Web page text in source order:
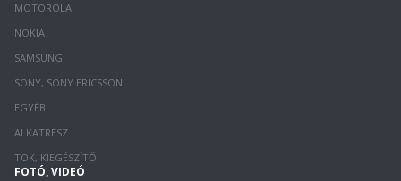
MOTOROLA
NOKIA
SAMSUNG
SONY, SONY ERICSSON
EGYÉB
ALKATRÉSZ
TOK, KIEGÉSZÍTŐ
FOTÓ, VIDEÓ